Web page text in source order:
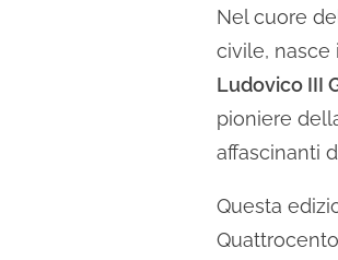
Nel cuore
civile, nasce
Ludovico III
pioniere
affascinanti
Questa